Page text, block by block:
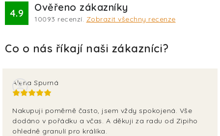
4.9 Ověřeno zákazníky
10093 recenzí. Zobrazit všechny recenze
Alena Spurná
Nakupuji poměrně často, jsem vždy spokojená. Vše
dodáno v pořádku a včas. A děkuji za radu od Zipiho
ohledně granulí pro králíka.